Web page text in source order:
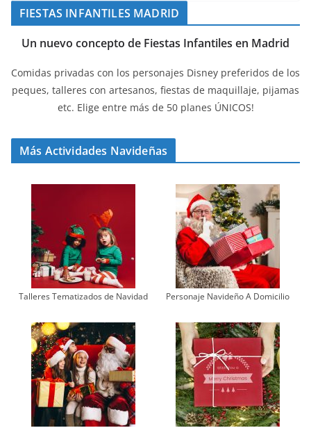
FIESTAS INFANTILES MADRID
Un nuevo concepto de Fiestas Infantiles en Madrid
Comidas privadas con los personajes Disney preferidos de los
peques, talleres con artesanos, fiestas de maquillaje, pijamas
etc. Elige entre más de 50 planes ÚNICOS!
Más Actividades Navideñas
Talleres Tematizados de Navidad Personaje Navideño A Domicilio